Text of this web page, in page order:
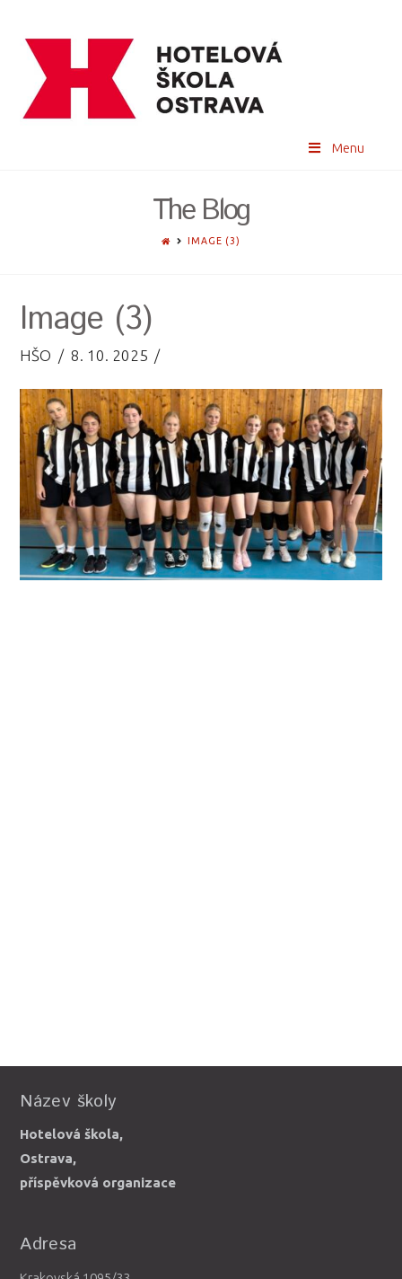
Menu
The Blog
HOMEIMAGE (3)
Image (3)
HŠO 8. 10. 2025
Název školy
Hotelová škola,
Ostrava,
příspěvková organizace
Adresa